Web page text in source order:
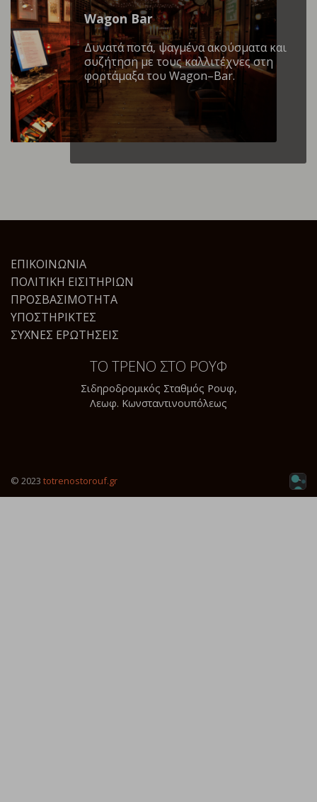
Wagon Βar
Δυνατά ποτά, ψαγμένα ακούσματα και
συζήτηση με τους καλλιτέχνες στη
φορτάμαξα του Wagon–Bar.
ΕΠΙΚΟΙΝΩΝΊΑ
ΠΟΛΙΤΙΚΉ ΕΙΣΙΤΗΡΊΩΝ
ΠΡΟΣΒΑΣΙΜΌΤΗΤΑ
ΥΠΟΣΤΗΡΙΚΤΈΣ
ΣΥΧΝΈΣ ΕΡΩΤΉΣΕΙΣ
ΤΟ ΤΡΕΝΟ ΣΤΟ ΡΟΥΦ
Σιδηροδρομικός Σταθμός Ρουφ,
Λεωφ. Κωνσταντινουπόλεως
© 2023 totrenostorouf.gr